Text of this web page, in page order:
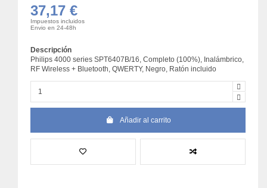
37,17 €
Impuestos incluidos
Envio en 24-48h
Descripción
Philips 4000 series SPT6407B/16, Completo (100%), Inalámbrico,
RF Wireless + Bluetooth, QWERTY, Negro, Ratón incluido
Añadir al carrito